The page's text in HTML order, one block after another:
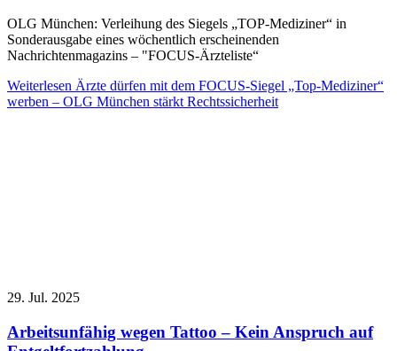
OLG München: Verleihung des Siegels „TOP-Mediziner“ in
Sonderausgabe eines wöchentlich erscheinenden
Nachrichtenmagazins – "FOCUS-Ärzteliste“
Weiterlesen Ärzte dürfen mit dem FOCUS-Siegel „Top-Mediziner“
werben – OLG München stärkt Rechtssicherheit
29. Jul. 2025
Arbeitsunfähig wegen Tattoo – Kein Anspruch auf